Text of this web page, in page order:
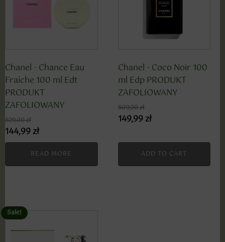
Chanel - Chance Eau
Fraiche 100 ml Edt
PRODUKT
ZAFOLIOWANY
529,00zł
144,99zł
READ MORE
Chanel - Coco Noir 100
ml Edp PRODUKT
ZAFOLIOWANY
509,00zł
149,99zł
ADD TO CART
Sale!